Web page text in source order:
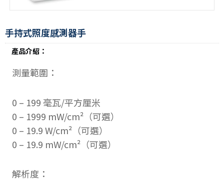
手持式照度感測器手
產品介紹：
測量範圍：
0 – 199 毫瓦/平方厘米
0 – 1999 mW/cm²（可選）
0 – 19.9 W/cm²（可選）
0 – 19.9 mW/cm²（可選）
解析度：